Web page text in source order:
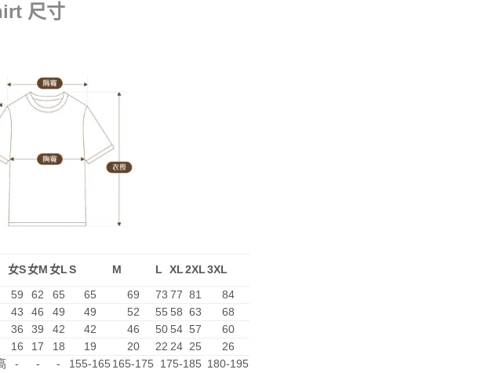
尺寸
女S女M女LS M L XL2XL3XL
59 62 65 65 69 73 77 81
84
43 46 49 49 52 55 58 63
68
36 39 42 42 46 50 54 57
60
16 17 18 19 20 22 24 25
26
- - - 155-165 165-175 175-185 180-195